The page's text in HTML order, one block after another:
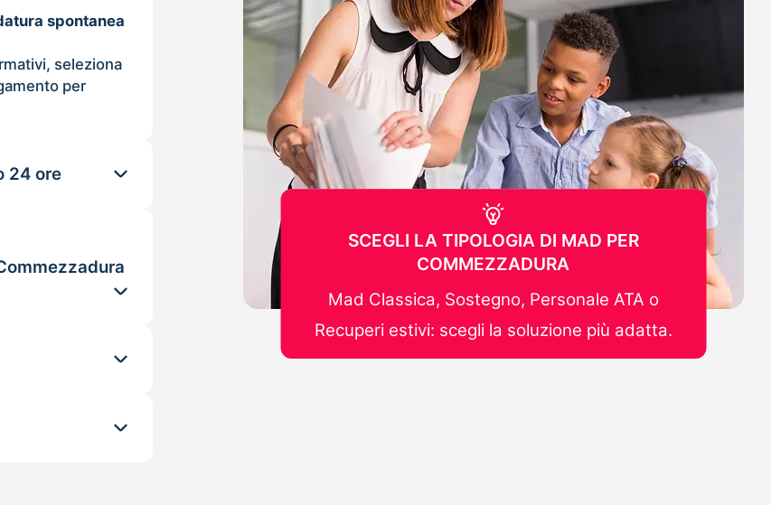
spontanea
seleziona
per
24 ore
SCEGLI LA TIPOLOGIA DI MAD PER
COMMEZZADURA
Mad Classica, Sostegno, Personale ATA o
Recuperi estivi: scegli la soluzione più adatta.